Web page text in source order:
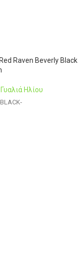
Raven Beverly Black
Γυαλιά Ηλίου